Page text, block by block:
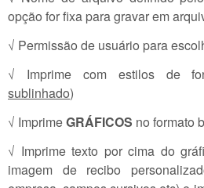
opção for fixa para gravar em
√ Permissão de usuário para
√ Imprime com estilos de
sublinhado)
√ ImprimeGRÁFICOS no formato
√ Imprime texto por cima do
imagem de recibo